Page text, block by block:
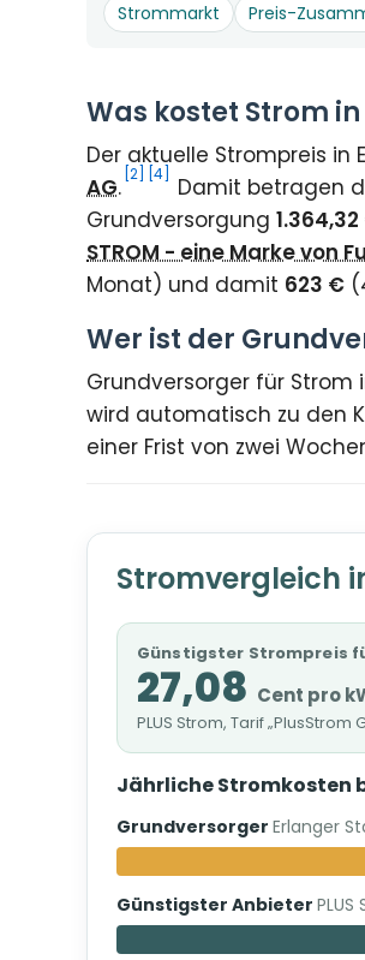
Strommarkt
Preis-
Was kostet Strom
Der aktuelle Strompreis
AG. [2] [4]
Damit betragen
Grundversorgung
STROM - eine Marke von
Monat) und damit 623 €
Wer ist der
Grundversorger für Strom
wird automatisch zu den
einer Frist von zwei
Stromvergleich
Günstigster Strompreis
27,08 Cent pro
PLUS Strom, Tarif „PlusStrom
Jährliche Stromkosten
Grundversorger Erlanger
Günstigster Anbieter